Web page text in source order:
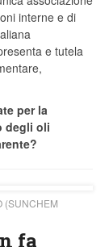
interne e di
e tutela
per la
degli oli
(SUNCHEM
fa